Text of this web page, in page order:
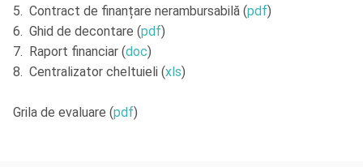
5. Contract de finanțare nerambursabilă (pdf)
6. Ghid de decontare (pdf)
7. Raport financiar (doc)
8. Centralizator cheltuieli (xls)
Grila de evaluare (pdf)